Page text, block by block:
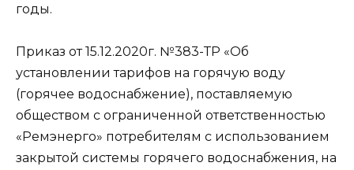
годы.
Приказ от 15.12.2020г. №383-ТР «Об
установлении тарифов на горячую воду
(горячее водоснабжение), поставляемую
обществом с ограниченной ответственностью
«Ремэнерго» потребителям с использованием
закрытой системы горячего водоснабжения, на